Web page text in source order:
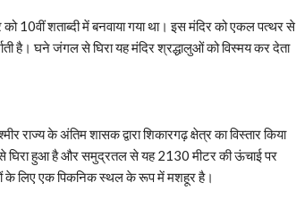
10वीं शताब्दी में बनवाया गया था। इस मंदिर को एकल पत्थर से
है। घने जंगल से घिरा यह मंदिर श्रद्धालुओं को विस्‍मय कर देता
के अंतिम शासक द्वारा शिकारगढ़ क्षेत्र का विस्तार किया
से घिरा हुआ है और समुद्रतल से यह 2130 मीटर की ऊंचाई पर
के लिए एक पिकनिक स्थल के रूप में मशहूर है।